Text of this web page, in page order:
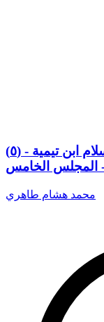
(٥) شرح رسالة الفتوى الحموية لشيخ الإسلام ابن تيمية -
- المجلس الخامس
محمد هشام طاهري